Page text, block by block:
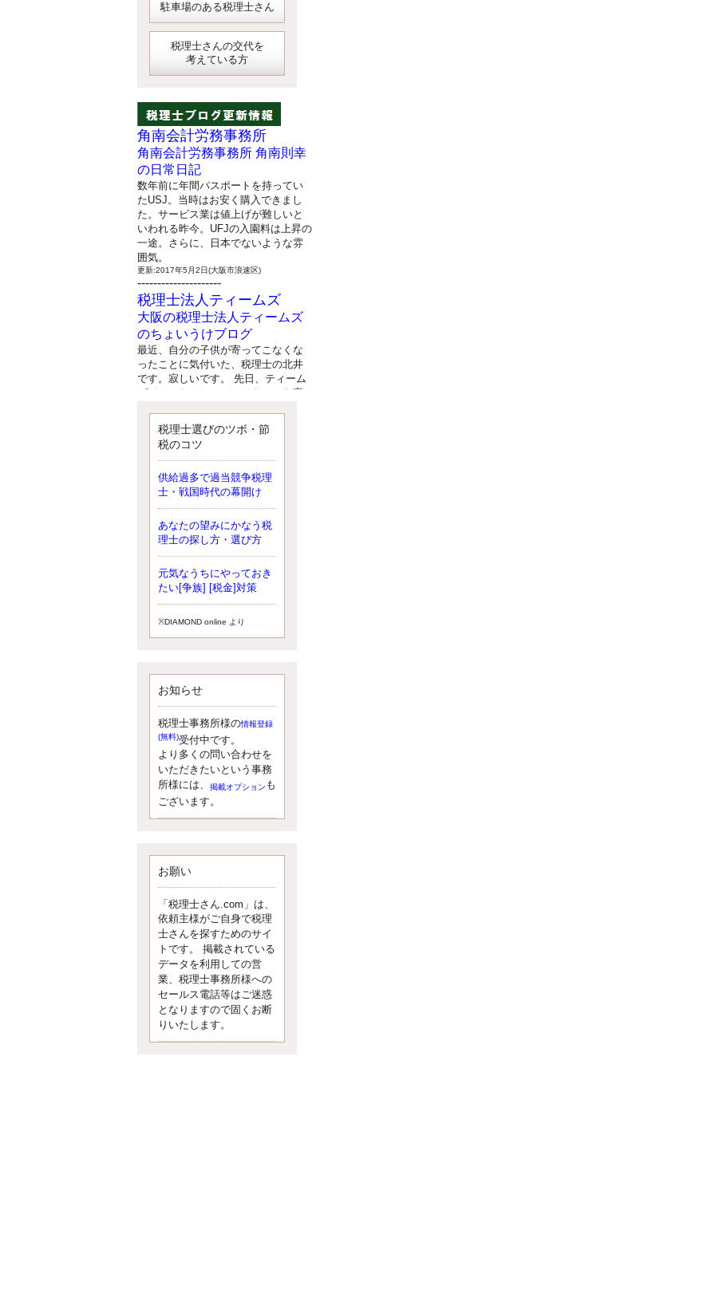
駐車場のある税理士さん
税理士さんの交代を
考えている方
角南会計労務事務所
角南会計労務事務所 角南則幸
の日常日記
数年前に年間パスポートを持ってい
たUSJ。当時はお安く購入できまし
た。サービス業は値上げが難しいと
いわれる昨今。UFJの入園料は上昇の
一途。さらに、日本でないような雰
囲気。
更新:2017年5月2日(大阪市浪速区)
---------------------
税理士法人ティームズ
大阪の税理士法人ティームズ
のちょいうけブログ
最近、自分の子供が寄ってこなくな
ったことに気付いた、税理士の北井
です。寂しいです。 先日、ティーム
ズイベントとしてバーベキューを実
と思いましたが、そこはセンスある
後のブロガーに任せようと思いま
更新:2017年5月1日(大阪市北区)
---------------------
サクセス会計事務所
サクセス税理士のお役立ちブ
ログ
平成２７年１月１日以降開始の相続
より、相続税の基礎控除額（相続税
が課税されない遺産の上限額）が縮
小されたため、お亡くなりになった
更新:2017年5月1日(大阪市中央区)
---------------------
湘南のぽっちゃり女性税理士
松村文子と湘南ＢＵ
また最近、税理士試験のご相談を受
けることおおくなりました。受験申
し込み受け付け開始になるからです
ね。勉強したが、中途半端なので、
受験が無駄に思っている人もいるよ
うです。まず、私ならダメと思う前
に、全力で勝負してみたいです！
更新:2017年5月1日(神奈川県藤沢市)
---------------------
イクメン税理士による税金ブ
ログです。
なくて七クセ 目は口ほどにモノを言
う 色んなことわざがありますが、無
意識に出ている身体のサイン。 心理
学では、ちゃんと意味があるようで
す。 疑問に思ったら考える 先日知り
合った方、初対面では何
更新:2017年5月1日(京都市下京区)
---------------------
内田敦税理士事務所
イクメン税理士による税金ブ
ログです。
税理士選びのツボ・節
税のコツ
供給過多で過当競争税理
士・戦国時代の幕開け
あなたの望みにかなう税
理士の探し方・選び方
元気なうちにやっておき
たい[争族] [税金]対策
※DIAMOND online より
お知らせ
税理士事務所様の情報登録
(無料)受付中です。
より多くの問い合わせを
いただきたいという事務
所様には、
掲載オプション も
ございます。
お願い
「税理士さん.com」は、
依頼主様がご自身で税理
士さんを探すためのサイ
トです。 掲載されている
データを利用しての営
業、税理士事務所様への
セールス電話等はご迷惑
となりますので固くお断
りいたします。